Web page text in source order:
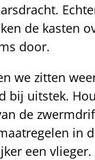
de kasten
door.
we zitten
bij uitstek.
de
in
een vlieger.